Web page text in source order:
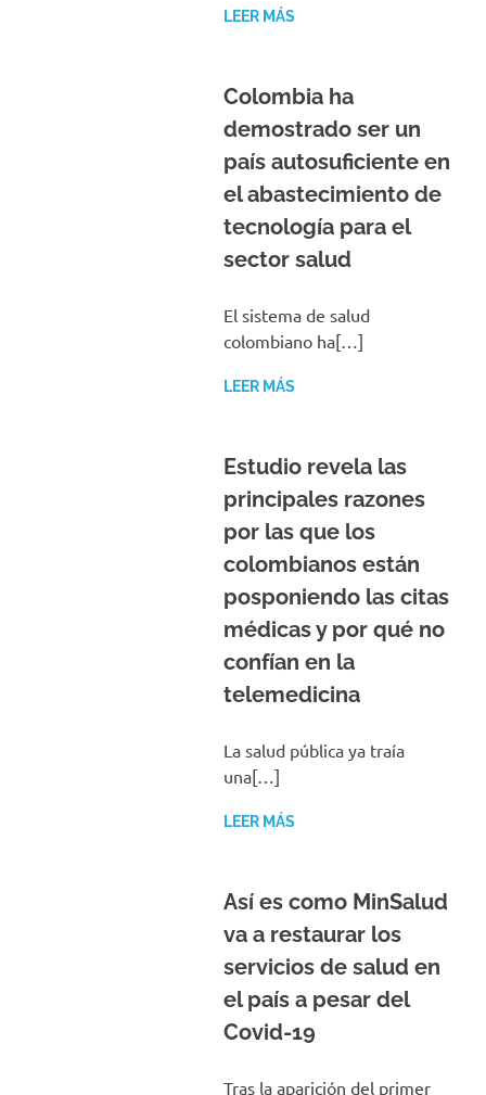
LEER MÁS
Colombia ha
demostrado ser un
país autosuficiente en
el abastecimiento de
tecnología para el
sector salud
El sistema de salud
colombiano ha[…]
LEER MÁS
Estudio revela las
principales razones
por las que los
colombianos están
posponiendo las citas
médicas y por qué no
confían en la
telemedicina
La salud pública ya traía
una[…]
LEER MÁS
Así es como MinSalud
va a restaurar los
servicios de salud en
el país a pesar del
Covid-19
Tras la aparición del primer